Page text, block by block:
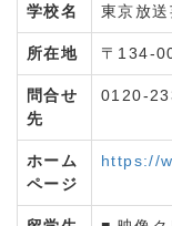
学校名 東京放
所在地 〒134-
問合せ
先
0120-
ホーム
ページ
https://